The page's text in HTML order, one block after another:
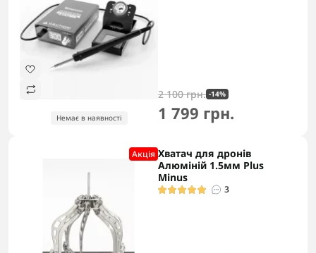
Немає в наявності
2 100 грн. -14%
1 799 грн.
Акцiя Хватач для дронів
Алюміній 1.5мм Plus
Minus
3